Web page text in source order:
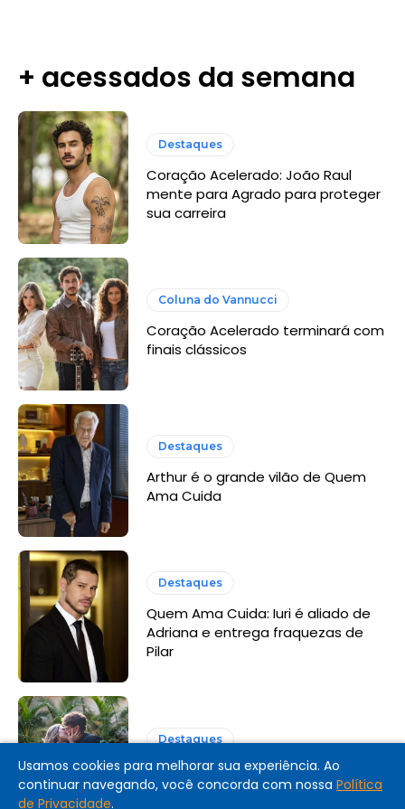
+ acessados da semana
Destaques
Coração Acelerado: João Raul
mente para Agrado para proteger
sua carreira
Coluna do Vannucci
Coração Acelerado terminará com
finais clássicos
Destaques
Arthur é o grande vilão de Quem
Ama Cuida
Destaques
Quem Ama Cuida: Iuri é aliado de
Adriana e entrega fraquezas de
Pilar
Destaques
Coração Acelerado: resumo dos
últimos capítulos
Usamos cookies para melhorar sua experiência. Ao
continuar navegando, você concorda com nossa Política
de Privacidade.